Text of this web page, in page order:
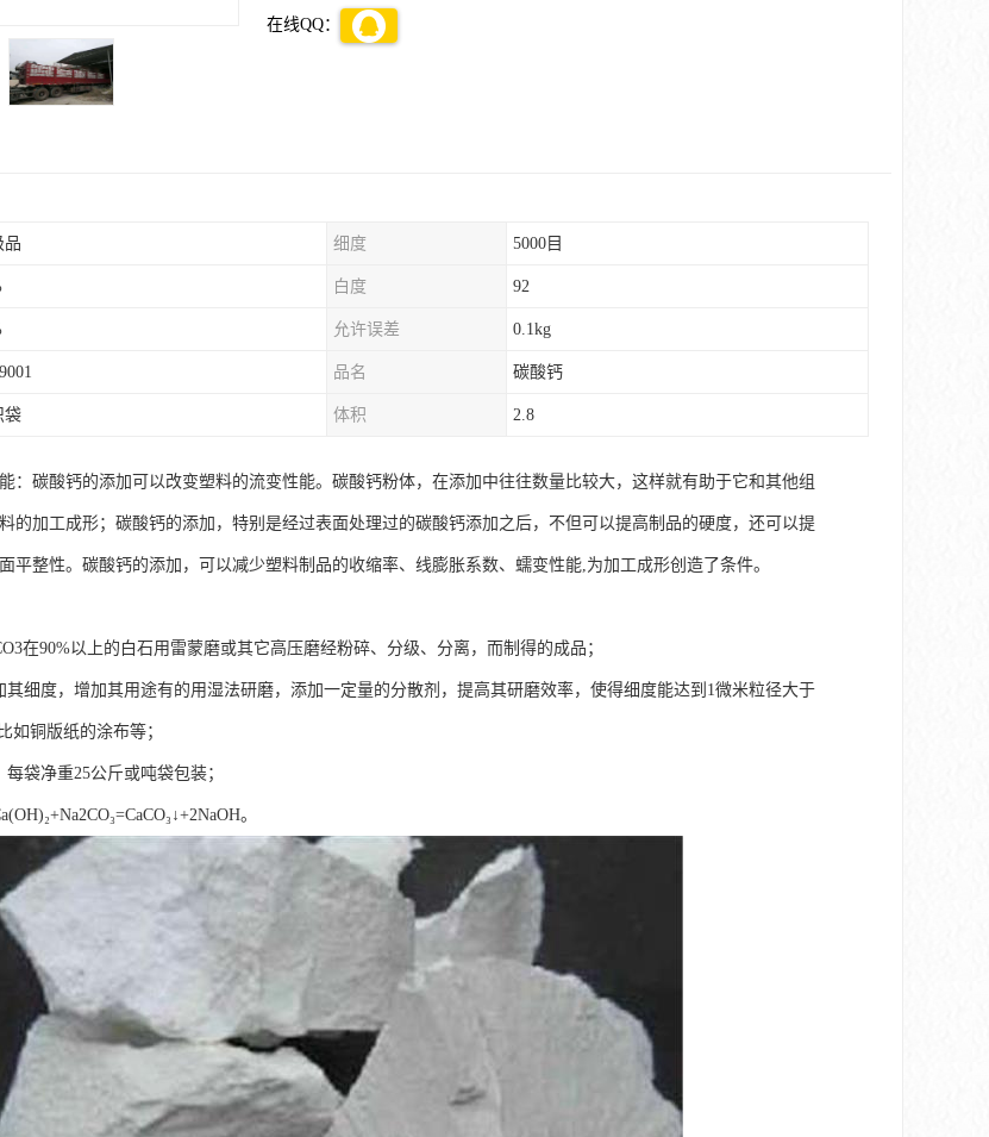
在线QQ：
品 细度 5000目
白度 92
允许误差 0.1kg
品名 碳酸钙
袋 体积 2.8
：碳酸钙的添加可以改变塑料的流变性能。碳酸钙粉体，在添加中往往数量比较大，这样就有助于它和其他组
的加工成形；碳酸钙的添加，特别是经过表面处理过的碳酸钙添加之后，不但可以提高制品的硬度，还可以提
平整性。碳酸钙的添加，可以减少塑料制品的收缩率、线膨胀系数、蠕变性能,为加工成形创造了条件。
在90%以上的白石用雷蒙磨或其它高压磨经粉碎、分级、分离，而制得的成品；
其细度，增加其用途有的用湿法研磨，添加一定量的分散剂，提高其研磨效率，使得细度能达到1微米粒径大于
如铜版纸的涂布等；
袋净重25公斤或吨袋包装；
。